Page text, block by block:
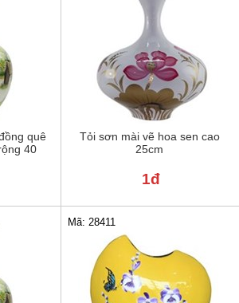
quê
40
Tỏi sơn mài vẽ hoa sen cao
25cm
1đ
Mã: 28411